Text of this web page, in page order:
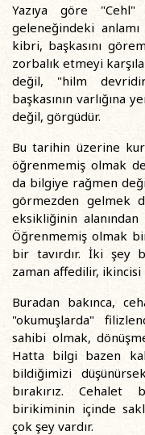
Yazıya göre
geleneğindeki
kibri, başkasını
zorbalık etmeyi
değil, "hilm
başkasının varlığına
değil, görgüdür.
Bu tarihin üzerine
öğrenmemiş olmak
da bilgiye rağmen
görmezden gelmek
eksikliğinin
Öğrenmemiş olmak
bir tavırdır. İki şey
zaman affedilir, ikincisi
Buradan bakınca,
"okumuşlarda"
sahibi olmak,
Hatta bilgi bazen
bildiğimizi
bırakırız. Cehalet
birikiminin içinde
çok şey vardır.